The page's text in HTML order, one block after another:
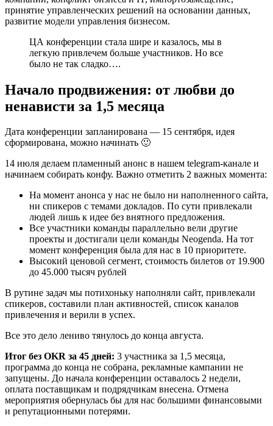
принятие управленческих решений на основании данных,
развитие модели управления бизнесом.
ЦА конференции стала шире и казалось, мы в
легкую привлечем больше участников. Но все
было не так сладко….
Начало продвижения: от любви до
ненависти за 1,5 месяца
Дата конференции запланирована — 15 сентября, идея
сформирована, можно начинать 🙂
14 июля делаем пламенный анонс в нашем telegram-канале и
начинаем собирать конфу. Важно отметить 2 важных момента:
На момент анонса у нас не было ни наполненного сайта,
ни спикеров с темами докладов. По сути привлекали
людей лишь к идее без внятного предложения.
Все участники команды параллельно вели другие
проекты и достигали цели команды Neogenda. На тот
момент конференция была для нас в 10 приоритете.
Высокий ценовой сегмент, стоимость билетов от 19.900
до 45.000 тысяч рублей
В рутине задач мы потихоньку наполняли сайт, привлекали
спикеров, составили план активностей, список каналов
привлечения и верили в успех.
Все это дело лениво тянулось до конца августа.
Итог без OKR за 45 дней: 3 участника за 1,5 месяца,
программа до конца не собрана, рекламные кампании не
запущены. До начала конференции оставалось 2 недели,
оплата поставщикам и подрядчикам внесена. Отмена
мероприятия обернулась бы для нас большими финансовыми
и репутационными потерями.